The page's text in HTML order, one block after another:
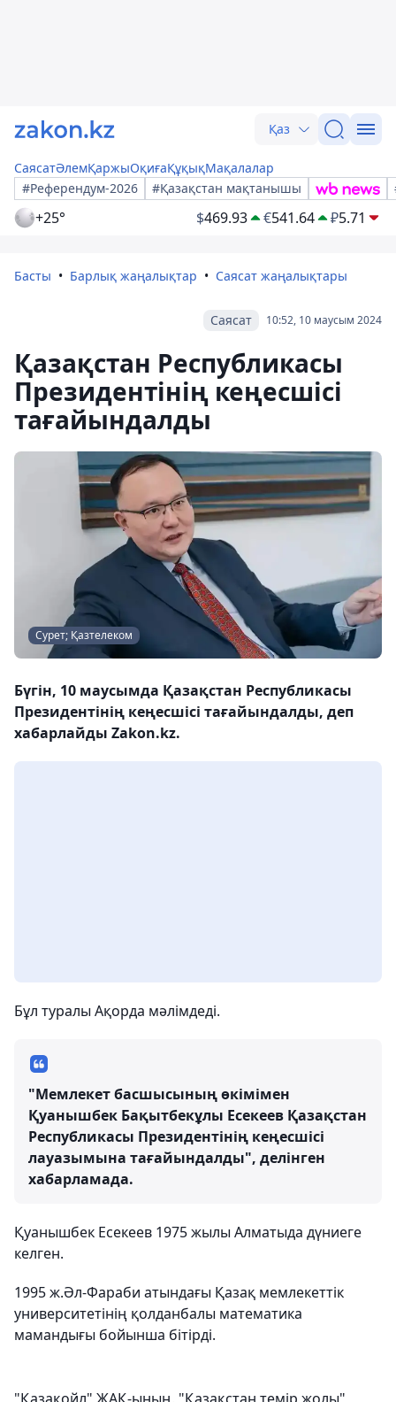
Қаз
СаясатӘлемҚаржыОқиғаҚұқықМақалалар
#Референдум-2026
#Қазақстан мақтанышы
+25° $469.93 €541.64 ₽5.71
Басты Барлық жаңалықтар Саясат жаңалықтары
10:52, 10 маусым 2024
Саясат
Қазақстан Республикасы
Президентінің кеңесшісі
тағайындалды
Сурет; Қазтелеком
Бүгін, 10 маусымда Қазақстан Республикасы
Президентінің кеңесшісі тағайындалды, деп
хабарлайды Zakon.kz.
Бұл туралы Ақорда мәлімдеді.
"Мемлекет басшысының өкімімен
Қуанышбек Бақытбекұлы Есекеев Қазақстан
Республикасы Президентінің кеңесшісі
лауазымына тағайындалды", делінген
хабарламада.
Қуанышбек Есекеев 1975 жылы Алматыда дүниеге
келген.
1995 ж.Әл-Фараби атындағы Қазақ мемлекеттік
университетінің қолданбалы математика
мамандығы бойынша бітірді.